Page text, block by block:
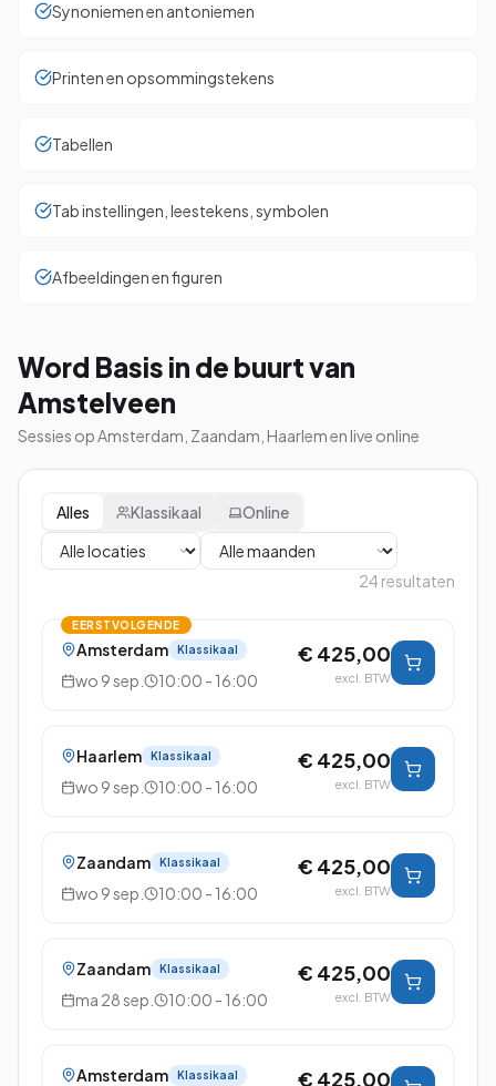
Synoniemen en antoniemen
Printen en opsommingstekens
Tabellen
Tab instellingen, leestekens, symbolen
Afbeeldingen en figuren
Word Basis in de buurt van
Amstelveen
Sessies op Amsterdam, Zaandam, Haarlem en live online
Alles Klassikaal Online
24 resultaten
EERSTVOLGENDE
Amsterdam Klassikaal
wo 9 sep. 10:00 - 16:00
€ 425,00
excl. BTW
Haarlem Klassikaal
wo 9 sep. 10:00 - 16:00
€ 425,00
excl. BTW
Zaandam Klassikaal
wo 9 sep. 10:00 - 16:00
€ 425,00
excl. BTW
Zaandam Klassikaal
ma 28 sep. 10:00 - 16:00
€ 425,00
excl. BTW
Amsterdam Klassikaal € 425,00